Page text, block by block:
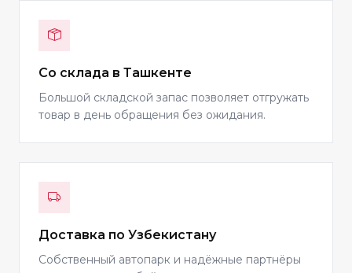
Со склада в Ташкенте
Большой складской запас позволяет отгружать
товар в день обращения без ожидания.
Доставка по Узбекистану
Собственный автопарк и надёжные партнёры